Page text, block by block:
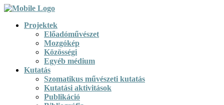
Projektek
Előadóművészet
Mozgókép
Közösségi
Egyéb médium
Kutatás
Szomatikus művészeti kutatás
Kutatási aktivitások
Publikáció